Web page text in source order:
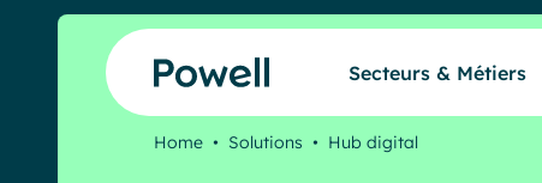
Skip to content
Secteurs & Métiers
Home • Solutions • Hub digital